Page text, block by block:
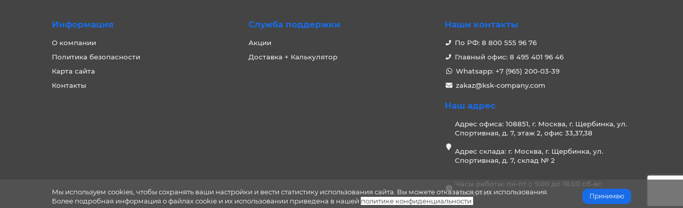
Мы используем cookies, чтобы сохранять ваши настройки и вести статистику использования сайта. Вы можете отказаться от их использования.
Более подробная информация о файлах cookie и их использовании приведена в нашей политике конфиденциальности
Принимаю
Информация
О компании
Политика безопасности
Карта сайта
Контакты
Служба поддержки
Акции
Доставка + Калькулятор
Наши контакты
По РФ: 8 800 555 96 76
Главный офис: 8 495 401 96 46
Whatsapp: +7 (965) 200-03-39
zakaz@ksk-company.com
Наш адрес
Адрес офиса: 108851, г. Москва, г. Щербинка, ул.
Спортивная, д. 7, этаж 2, офис 33,37,38
Адрес склада: г. Москва, г. Щербинка, ул.
Спортивная, д. 7, склад № 2
Часы работы: пн-пт с 9.00 до 18.00 сб-вс
выходной